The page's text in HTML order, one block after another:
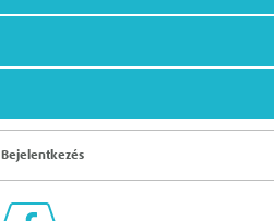
Bejelentkezés